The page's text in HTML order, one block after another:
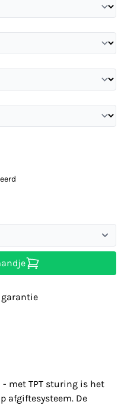
- met TPT sturing is het
afgiftesysteem. De